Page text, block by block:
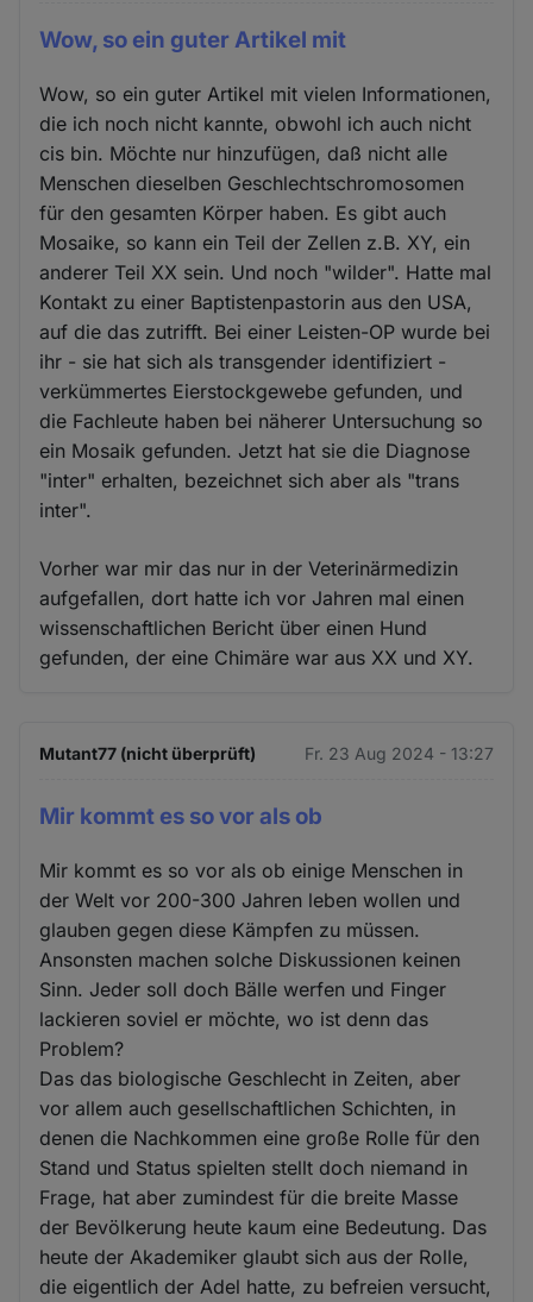
Wow, so ein guter Artikel mit
Wow, so ein guter Artikel mit vielen Informationen,
die ich noch nicht kannte, obwohl ich auch nicht
cis bin. Möchte nur hinzufügen, daß nicht alle
Menschen dieselben Geschlechtschromosomen
für den gesamten Körper haben. Es gibt auch
Mosaike, so kann ein Teil der Zellen z.B. XY, ein
anderer Teil XX sein. Und noch "wilder". Hatte mal
Kontakt zu einer Baptistenpastorin aus den USA,
auf die das zutrifft. Bei einer Leisten-OP wurde bei
ihr - sie hat sich als transgender identifiziert -
verkümmertes Eierstockgewebe gefunden, und
die Fachleute haben bei näherer Untersuchung so
ein Mosaik gefunden. Jetzt hat sie die Diagnose
"inter" erhalten, bezeichnet sich aber als "trans
inter".
Vorher war mir das nur in der Veterinärmedizin
aufgefallen, dort hatte ich vor Jahren mal einen
wissenschaftlichen Bericht über einen Hund
gefunden, der eine Chimäre war aus XX und XY.
Mutant77 (nicht überprüft) Fr. 23 Aug 2024 - 13:27
Mir kommt es so vor als ob
Mir kommt es so vor als ob einige Menschen in
der Welt vor 200-300 Jahren leben wollen und
glauben gegen diese Kämpfen zu müssen.
Ansonsten machen solche Diskussionen keinen
Sinn. Jeder soll doch Bälle werfen und Finger
lackieren soviel er möchte, wo ist denn das
Problem?
Das das biologische Geschlecht in Zeiten, aber
vor allem auch gesellschaftlichen Schichten, in
denen die Nachkommen eine große Rolle für den
Stand und Status spielten stellt doch niemand in
Frage, hat aber zumindest für die breite Masse
der Bevölkerung heute kaum eine Bedeutung. Das
heute der Akademiker glaubt sich aus der Rolle,
die eigentlich der Adel hatte, zu befreien versucht,